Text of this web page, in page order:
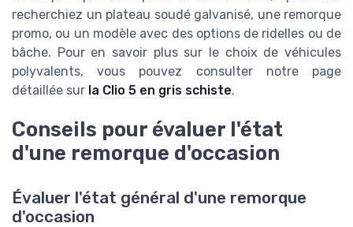
recherchiez un plateau soudé galvanisé, une remorque
promo, ou un modèle avec des options de ridelles ou de
bâche. Pour en savoir plus sur le choix de véhicules
polyvalents, vous pouvez consulter notre page
détaillée sur la Clio 5 en gris schiste.
Conseils pour évaluer l'état
d'une remorque d'occasion
Évaluer l'état général d'une remorque
d'occasion